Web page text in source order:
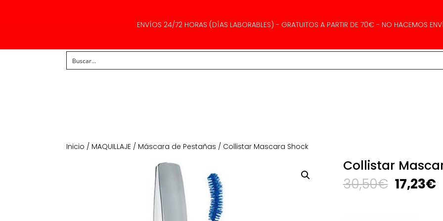
ENVÍOS 24/72 HORAS (DÍAS LABORABLES) - GRATUITOS A PARTIR DE 70€ - NO HACEMOS
Inicio / MAQUILLAJE / Máscara de Pestañas / Collistar Mascara Shock
Collistar
30,50€ El
precio
17,23€El